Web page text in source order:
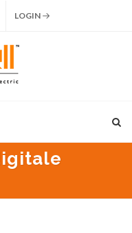
LOGIN